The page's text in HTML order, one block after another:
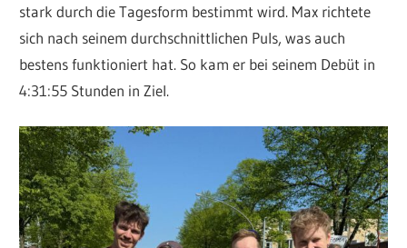
stark durch die Tagesform bestimmt wird. Max richtete
sich nach seinem durchschnittlichen Puls, was auch
bestens funktioniert hat. So kam er bei seinem Debüt in
4:31:55 Stunden in Ziel.